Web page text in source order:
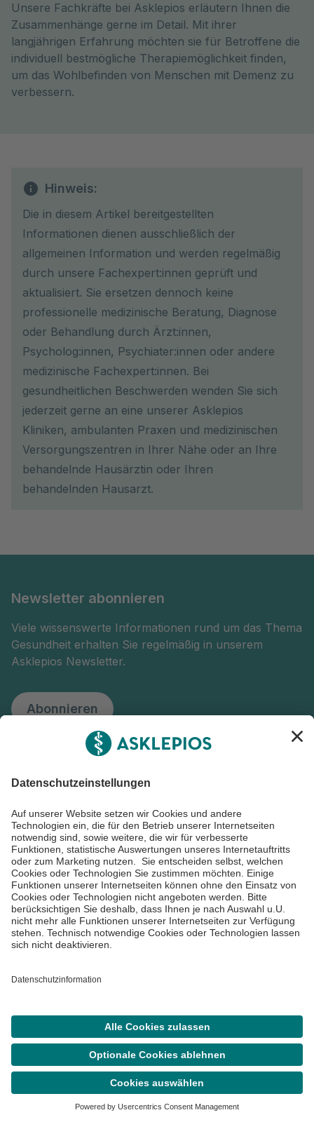
Menü
SucheTermin
Unsere Fachkräfte bei Asklepios erläutern Ihnen die
Zusammenhänge gerne im Detail. Mit ihrer
langjährigen Erfahrung möchten sie für Betroffene die
individuell bestmögliche Therapiemöglichkeit finden,
um das Wohlbefinden von Menschen mit Demenz zu
verbessern.
Hinweis:
Die in diesem Artikel bereitgestellten
Informationen dienen ausschließlich der
allgemeinen Information und werden regelmäßig
durch unsere Fachexpert:innen geprüft und
aktualisiert. Sie ersetzen dennoch keine
professionelle medizinische Beratung, Diagnose
oder Behandlung durch Ärzt:innen,
Psycholog:innen, Psychiater:innen oder andere
medizinische Fachexpert:innen. Bei
gesundheitlichen Beschwerden wenden Sie sich
jederzeit gerne an eine unserer Asklepios
Kliniken, ambulanten Praxen und medizinischen
Versorgungszentren in Ihrer Nähe oder an Ihre
behandelnde Hausärztin oder Ihren
behandelnden Hausarzt.
Newsletter abonnieren
Viele wissenswerte Informationen rund um das Thema
Gesundheit erhalten Sie regelmäßig in unserem
Asklepios Newsletter.
Abonnieren
Asklepios Westklinikum
Hamburg
Suurheid 20
22559 Hamburg
Route planen
Notfall